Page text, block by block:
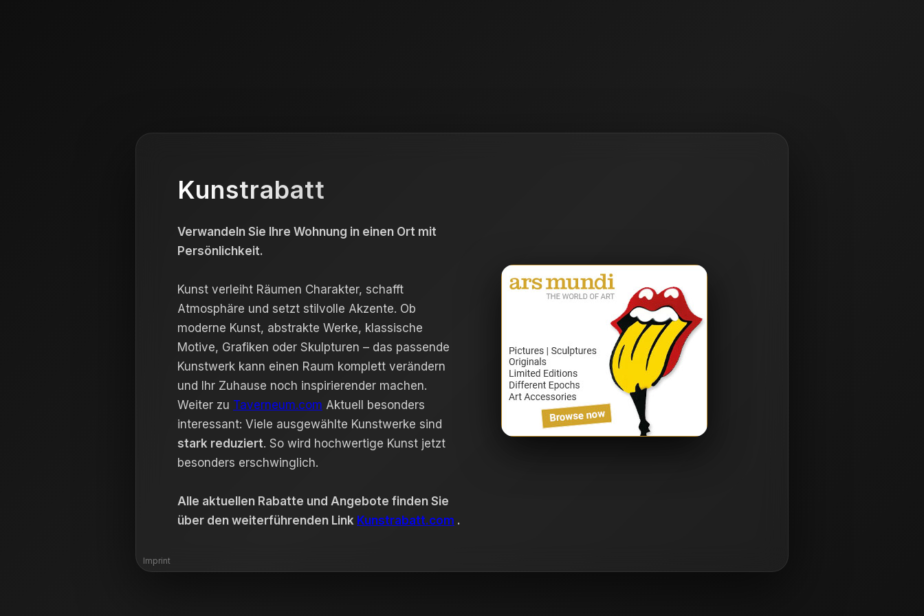
Kunstrabatt
Verwandeln Sie Ihre Wohnung in einen Ort mit
Persönlichkeit.
Kunst verleiht Räumen Charakter, schafft
Atmosphäre und setzt stilvolle Akzente. Ob
moderne Kunst, abstrakte Werke, klassische
Motive, Grafiken oder Skulpturen – das passende
Kunstwerk kann einen Raum komplett verändern
und Ihr Zuhause noch inspirierender machen.
Weiter zu Taverneum.com Aktuell besonders
interessant: Viele ausgewählte Kunstwerke sind
stark reduziert. So wird hochwertige Kunst jetzt
besonders erschwinglich.
Alle aktuellen Rabatte und Angebote finden Sie
über den weiterführenden Link Kunstrabatt.com .
Imprint